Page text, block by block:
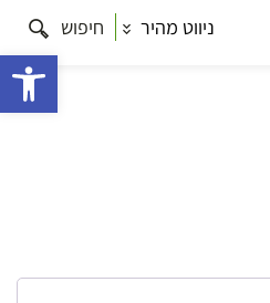
ניווט מהיר חיפוש